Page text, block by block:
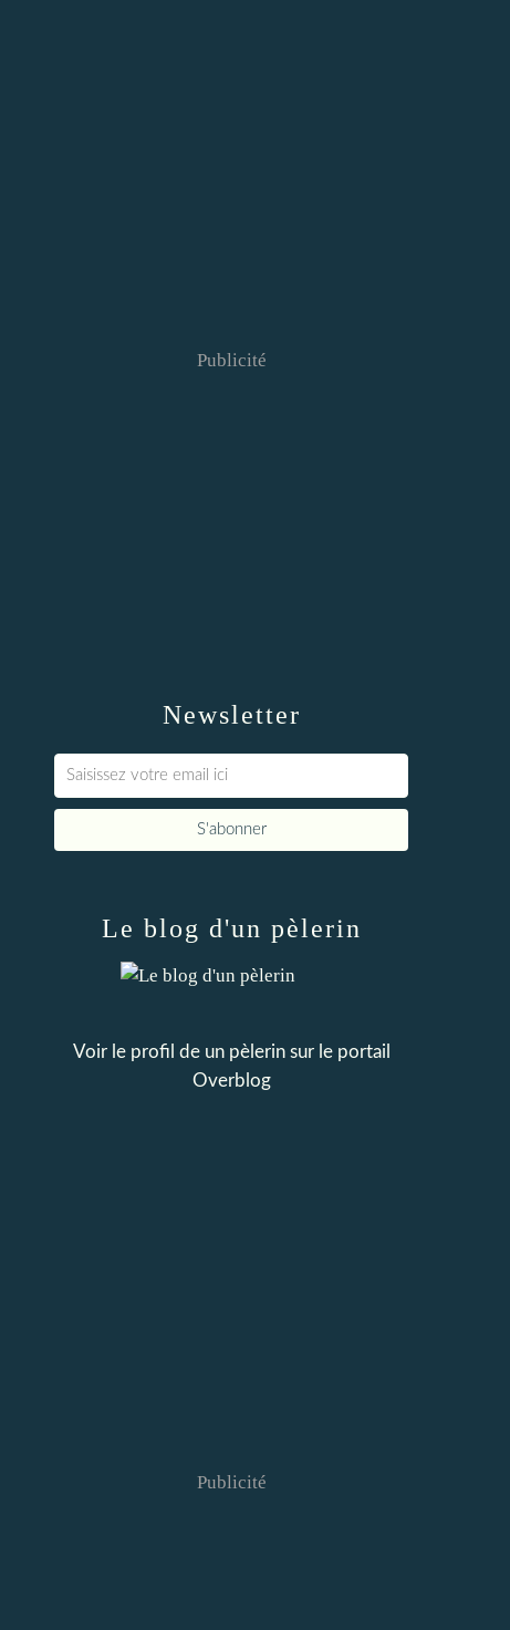
Newsletter
Publicité
Le blog d'un pèlerin
Voir le profil de un pèlerinsur le portail
Overblog
Publicité